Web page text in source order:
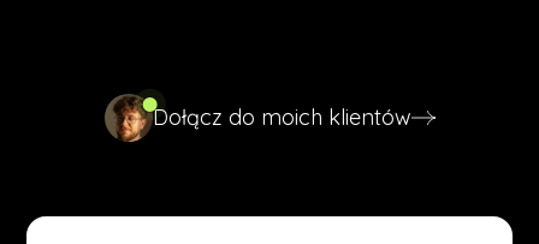
Dołącz do moich klientów